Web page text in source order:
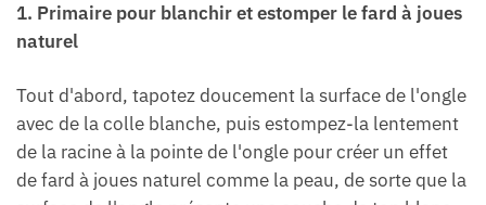
1. Primaire pour blanchir et estomper le fard à joues
naturel
Tout d'abord, tapotez doucement la surface de l'ongle
avec de la colle blanche, puis estompez-la lentement
de la racine à la pointe de l'ongle pour créer un effet
de fard à joues naturel comme la peau, de sorte que la